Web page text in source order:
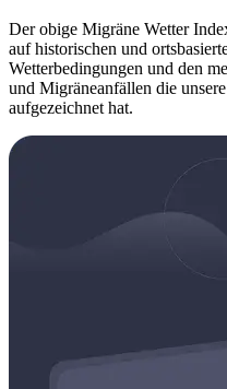
Der obige Migräne Wetter
auf historischen und
Wetterbedingungen und den
und Migräneanfällen die
aufgezeichnet hat.